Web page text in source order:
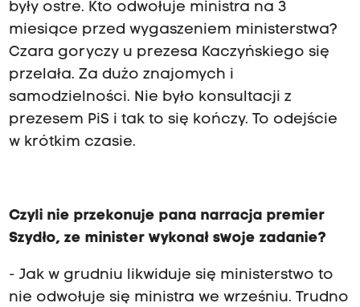
były ostre. Kto odwołuje ministra na 3
miesiące przed wygaszeniem ministerstwa?
Czara goryczy u prezesa Kaczyńskiego się
przelała. Za dużo znajomych i
samodzielności. Nie było konsultacji z
prezesem PiS i tak to się kończy. To odejście
w krótkim czasie.
Czyli nie przekonuje pana narracja premier
Szydło, ze minister wykonał swoje zadanie?
- Jak w grudniu likwiduje się ministerstwo to
nie odwołuje się ministra we wrześniu. Trudno